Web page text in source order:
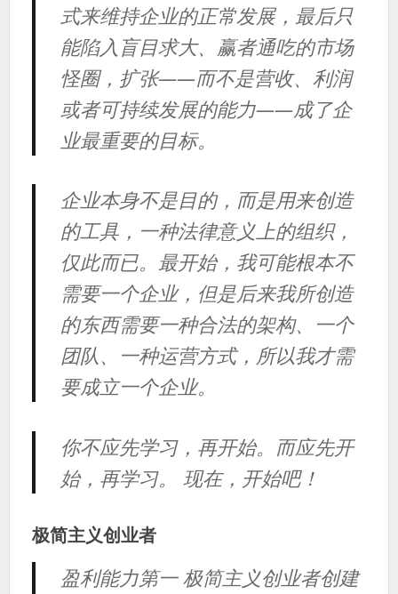
式来维持企业的正常发展，最后只
能陷入盲目求大、赢者通吃的市场
怪圈，扩张——而不是营收、利润
或者可持续发展的能力——成了企
业最重要的目标。
企业本身不是目的，而是用来创造
的工具，一种法律意义上的组织，
仅此而已。最开始，我可能根本不
需要一个企业，但是后来我所创造
的东西需要一种合法的架构、一个
团队、一种运营方式，所以我才需
要成立一个企业。
你不应先学习，再开始。而应先开
始，再学习。 现在，开始吧！
极简主义创业者
盈利能力第一 极简主义创业者创建